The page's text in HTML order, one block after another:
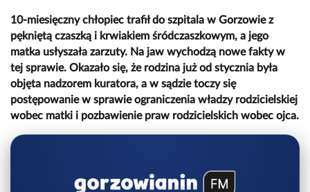
10-miesięczny chłopiec trafił do szpitala w Gorzowie z
pękniętą czaszką i krwiakiem śródczaszkowym, a jego
matka usłyszała zarzuty. Na jaw wychodzą nowe fakty w
tej sprawie. Okazało się, że rodzina już od stycznia była
objęta nadzorem kuratora, a w sądzie toczy się
postępowanie w sprawie ograniczenia władzy rodzicielskiej
wobec matki i pozbawienie praw rodzicielskich wobec ojca.